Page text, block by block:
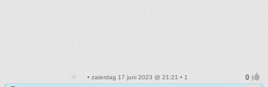
• zaterdag 17 juni 2023 @ 21:21 • 1